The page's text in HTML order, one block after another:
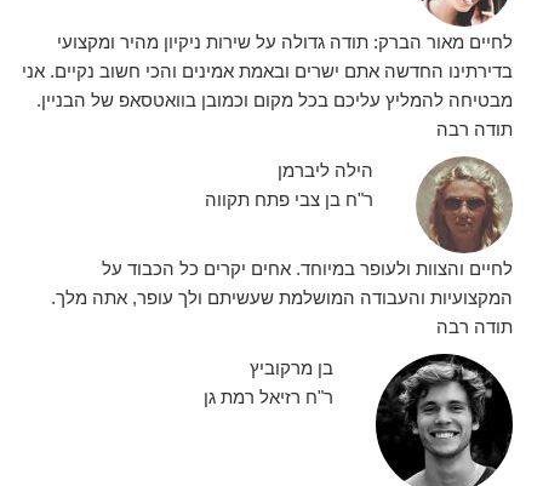
לחיים מאור הברק: תודה גדולה על שירות ניקיון מהיר ומקצועי
בדירתינו החדשה אתם ישרים ובאמת אמינים והכי חשוב נקיים. אני
מבטיחה להמליץ עליכם בכל מקום וכמובן בוואטסאפ של הבניין.
תודה רבה
הילה ליברמן
ר"ח בן צבי פתח תקווה
לחיים והצוות ולעופר במיוחד. אחים יקרים כל הכבוד על
המקצועיות והעבודה המושלמת שעשיתם ולך עופר, אתה מלך.
תודה רבה
בן מרקוביץ
ר"ח רזיאל רמת גן